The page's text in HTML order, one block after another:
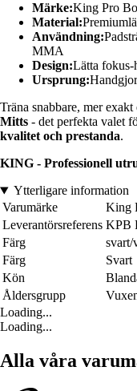
Märke:King Pro
Material:
Användning:
MMA
Design:Lätta fokus-
Ursprung:
Träna snabbare, mer exakt
Mitts - det perfekta valet
kvalitet och prestanda.
KING - Professionell
Ytterligare information
Varumärke
King
Leverantörsreferens KPB
Färg
svart/
Färg
Svart
Kön
Åldersgrupp
Loading...
Loading...
Alla våra